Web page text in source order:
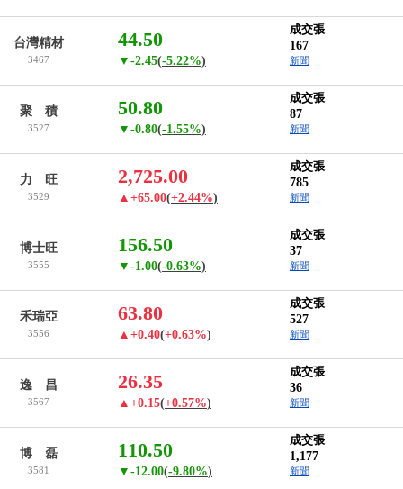
台灣精材
3467
44.50
▼-2.45(-5.22%)
成交張
167
新聞
聚 積
3527
50.80
▼-0.80(-1.55%)
成交張
87
新聞
力 旺
3529
2,725.00
▲+65.00(+2.44%)
成交張
785
新聞
博士旺
3555
156.50
▼-1.00(-0.63%)
成交張
37
新聞
禾瑞亞
3556
63.80
▲+0.40(+0.63%)
成交張
527
新聞
逸 昌
3567
26.35
▲+0.15(+0.57%)
成交張
36
新聞
博 磊
3581
110.50
▼-12.00(-9.80%)
成交張
1,177
新聞